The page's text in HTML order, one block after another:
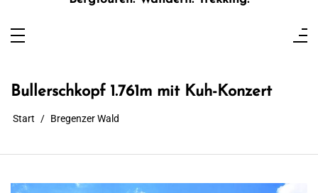
Bullerschkopf 1.761m mit Kuh-Konzert
Start Bregenzer Wald